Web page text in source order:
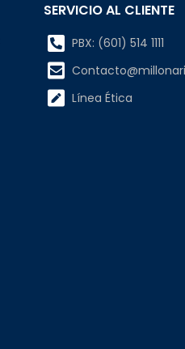
SERVICIO AL CLIENTE
PBX: (601) 514 1111
Línea Ética